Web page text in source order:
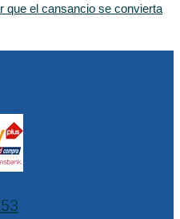
que el cansancio se convierta